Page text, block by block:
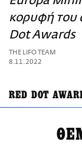
ΑΜΠΑ
PRINT
κορυφή του
Dot Awards
THE LIFO TEAM
8.11.2022
RED DOT